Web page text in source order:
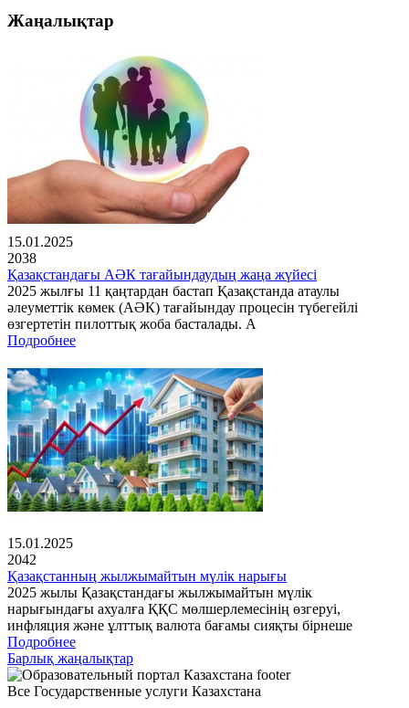
Жаңалықтар
15.01.2025
2038
Қазақстандағы АӘК тағайындаудың жаңа жүйесі
2025 жылғы 11 қаңтардан бастап Қазақстанда атаулы
әлеуметтік көмек (АӘК) тағайындау процесін түбегейлі
өзгертетін пилоттық жоба басталады. А
Подробнее
15.01.2025
2042
Қазақстанның жылжымайтын мүлік нарығы
2025 жылы Қазақстандағы жылжымайтын мүлік
нарығындағы ахуалға ҚҚС мөлшерлемесінің өзгеруі,
инфляция және ұлттық валюта бағамы сияқты бірнеше
Подробнее
Барлық жаңалықтар
Все Государственные услуги Казахстана